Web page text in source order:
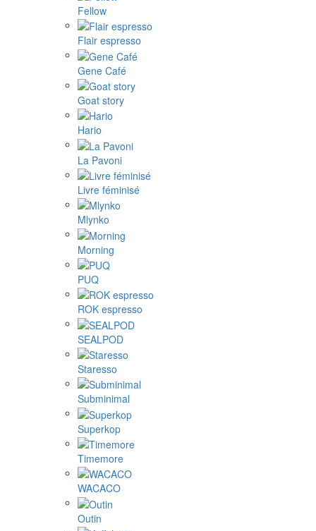
Fellow
Flair espresso
Gene Café
Goat story
Hario
La Pavoni
Livre féminisé
Mlynko
Morning
PUQ
ROK espresso
SEALPOD
Staresso
Subminimal
Superkop
Timemore
WACACO
Outin